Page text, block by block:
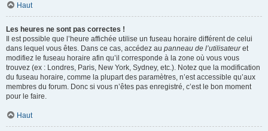
Haut
Les heures ne sont pas correctes !
Il est possible que l’heure affichée utilise un fuseau horaire différent de celui
dans lequel vous êtes. Dans ce cas, accédez au panneau de l’utilisateuret
modifiez le fuseau horaire afin qu’il corresponde à la zone où vous vous
trouvez (ex : Londres, Paris, New York, Sydney, etc.). Notez que la modification
du fuseau horaire, comme la plupart des paramètres, n’est accessible qu’aux
membres du forum. Donc si vous n’êtes pas enregistré, c’est le bon moment
pour le faire.
Haut